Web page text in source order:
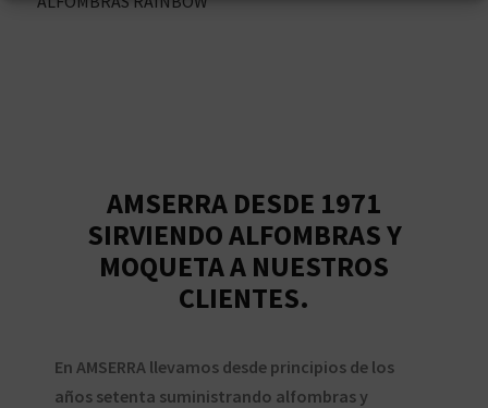
AMSERRA DESDE 1971
SIRVIENDO ALFOMBRAS Y
MOQUETA A NUESTROS
CLIENTES.
En AMSERRA llevamos desde principios de los
años setenta suministrando alfombras y